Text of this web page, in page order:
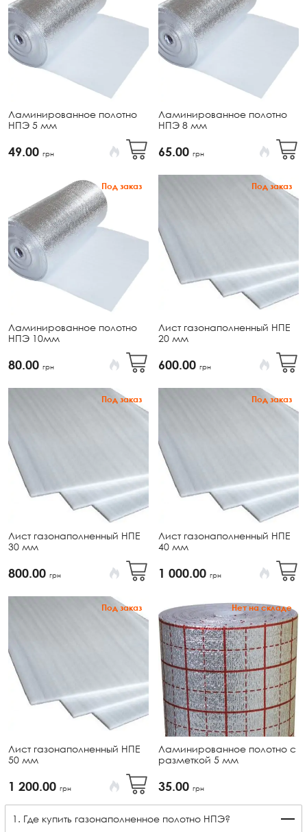
Ламинированное полотно
НПЭ 5 мм
49.00 грн
Ламинированное полотно
НПЭ 8 мм
65.00 грн
Под заказ
Ламинированное полотно
НПЭ 10мм
80.00 грн
Под заказ
Лист газонаполненный НПЕ
20 мм
600.00 грн
Под заказ
Лист газонаполненный НПЕ
30 мм
800.00 грн
Под заказ
Лист газонаполненный НПЕ
40 мм
1 000.00 грн
Под заказ
Лист газонаполненный НПЕ
50 мм
1 200.00 грн
Нет на складе
Ламинированное полотно с
разметкой 5 мм
35.00 грн
1. Где купить газонаполненное полотно НПЭ?